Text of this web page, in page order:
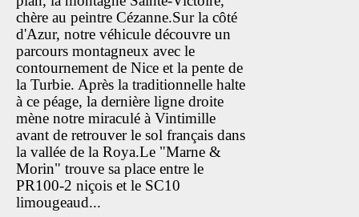
chère au peintre Cézanne.Sur la côté
d'Azur, notre véhicule découvre un
parcours montagneux avec le
contournement de Nice et la pente de
la Turbie. Après la traditionnelle halte
à ce péage, la dernière ligne droite
mène notre miraculé à Vintimille
avant de retrouver le sol français dans
la vallée de la Roya.Le "Marne &
Morin" trouve sa place entre le
PR100-2 niçois et le SC10
limougeaud...